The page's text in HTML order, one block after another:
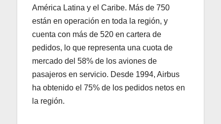
América Latina y el Caribe. Más de 750
están en operación en toda la región, y
cuenta con más de 520 en cartera de
pedidos, lo que representa una cuota de
mercado del 58% de los aviones de
pasajeros en servicio. Desde 1994, Airbus
ha obtenido el 75% de los pedidos netos en
la región.